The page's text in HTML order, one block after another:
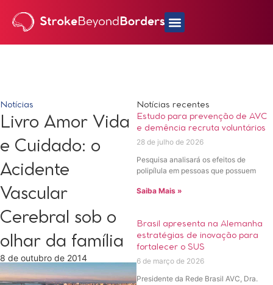
Notícias
Livro Amor Vida
e Cuidado: o
Acidente
Vascular
Cerebral sob o
olhar da família
8 de outubro de 2014
Notícias recentes
Estudo para prevenção de AVC
e demência recruta voluntários
28 de julho de 2026
Pesquisa analisará os efeitos de
polipílula em pessoas que possuem
Saiba Mais »
Brasil apresenta na Alemanha
estratégias de inovação para
fortalecer o SUS
6 de março de 2026
Presidente da Rede Brasil AVC, Dra.